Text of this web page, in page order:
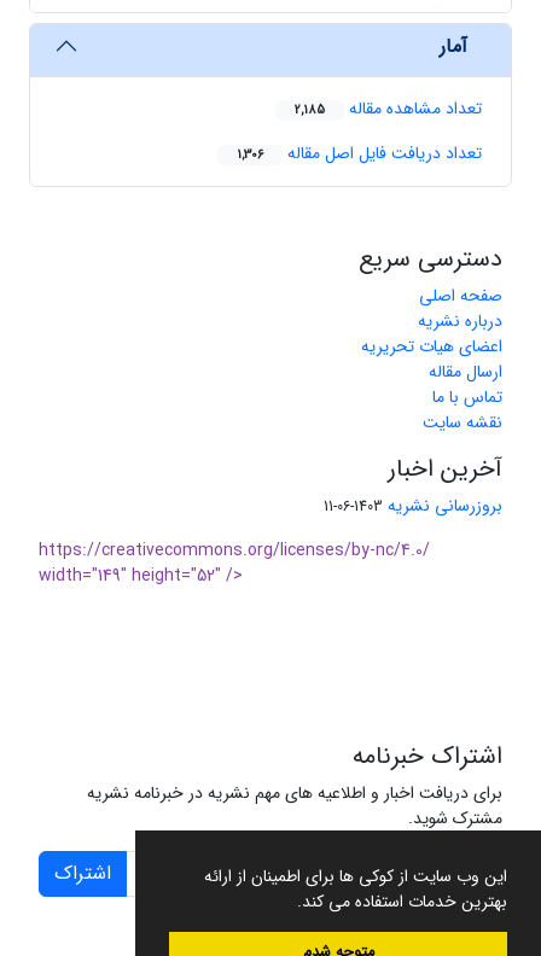
این وب سایت از کوکی ها برای اطمینان از ارائه
بهترین خدمات استفاده می کند.
آمار
تعداد مشاهده مقاله 2,185
تعداد دریافت فایل اصل مقاله 1,306
دسترسی سریع
صفحه اصلی
درباره نشریه
اعضای هیات تحریریه
ارسال مقاله
تماس با ما
نقشه سایت
آخرین اخبار
بروزرسانی نشریه 1403-06-11
https://creativecommons.org/licenses/by-nc/4.0/
width="149" height="52" />
اشتراک خبرنامه
برای دریافت اخبار و اطلاعیه های مهم نشریه در خبرنامه نشریه
مشترک شوید.
اشتراک